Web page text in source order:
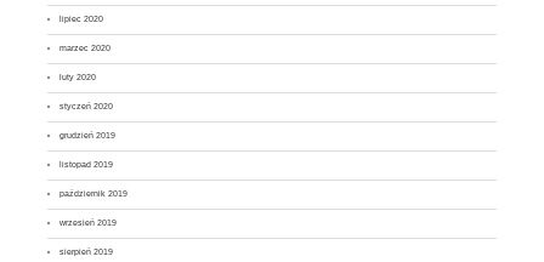
lipiec 2020
marzec 2020
luty 2020
styczeń 2020
grudzień 2019
listopad 2019
październik 2019
wrzesień 2019
sierpień 2019